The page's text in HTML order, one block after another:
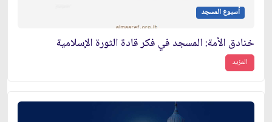
أسبوع المسجد
خنادق الأمة: المسجد في فكر قادة الثورة الإسلامية
المزيد